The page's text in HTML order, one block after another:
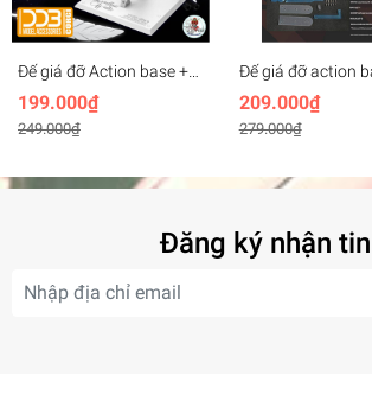
Đế giá đỡ Action base +
SERAPHIM FEATHER
Effect cho Wing Zero MG
MGSD HG RG - DDB
199.000₫
249.000₫
Đế giá đỡ action
mica cho MG Glory
Stargazer gundam
209.000₫
279.000₫
Đăng ký nhận tin